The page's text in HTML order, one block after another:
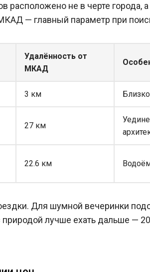
расположено не в черте города,
— главный параметр при
Удалённость от
МКАД
3 км
27 км
22.6 км
Для шумной вечеринки
лучше ехать дальше —